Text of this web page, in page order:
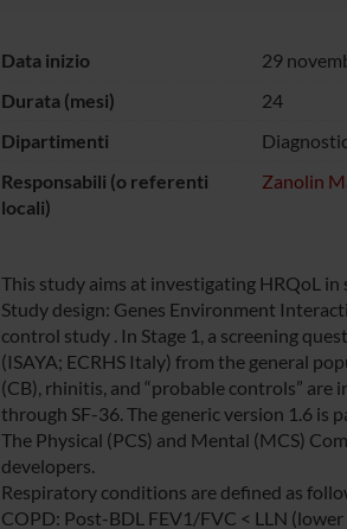
Data inizio
29
Durata (mesi)
24
Dipartimenti
Responsabili (o referenti
locali)
Zanolin
This study aims at investigating HRQoL
Study design: Genes Environment
control study . In Stage 1, a screening
(ISAYA; ECRHS Italy) from the general
(CB), rhinitis, and “probable controls” are
through SF-36. The generic version 1.6 is
The Physical (PCS) and Mental (MCS)
developers.
Respiratory conditions are defined as
COPD: Post-BDL FEV1/FVC < LLN